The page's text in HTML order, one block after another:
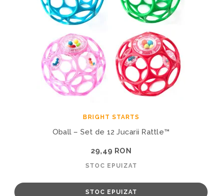
BRIGHT STARTS
Oball – Set de 12 Jucarii Rattle™
29,49 RON
STOC EPUIZAT
STOC EPUIZAT